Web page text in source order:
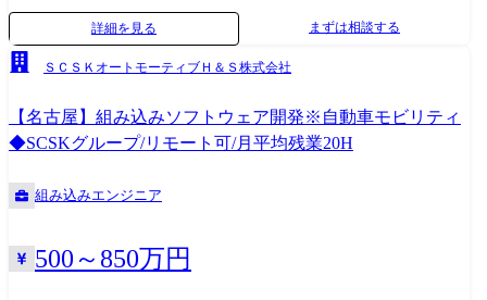
回は、組織の技術力向上や多くの案件を対応するための増員募集です。
●業務の特徴 移動の進化に合わせ、自動車メーカー(OEM)や自動車部品
メーカー(サプライヤ)が開発する自動運転や電動化技術など先端技術のソ
計、実装、検証業務をSCSKプロジェクトチームと連携しながら担当して
頂きます。 また、開発業務は基本チーム単位で行います。開発チームに
より出社状況等異なりますが、お客様先に出社する場合も含めると週3～
ン上や出社時に会う機会があり、チーム外のメンバーとも毎月1回全社会
(土日祝) ・フルフレックスの制度あり ・月平均残業20H…SCSKグループ
全体が残業20時間を超えないよう運営をしています ・育産休制度あり…
詳細を見る まずは相談する
ＳＣＳＫオートモーティブＨ＆Ｓ株式会社
【名古屋】組み込みソフトウェア開発※自動車モビリティ
◆SCSKグループ/リモート可/月平均残業20H
組み込みエンジニア
500～850万円